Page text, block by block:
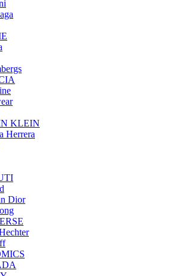
KLEIN
Herrera
Dior